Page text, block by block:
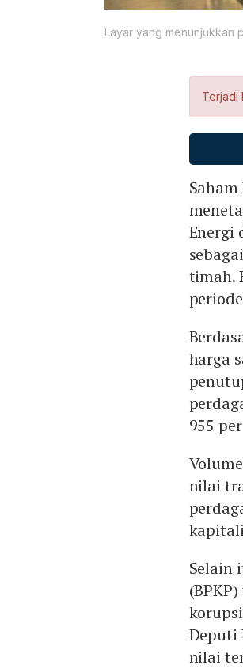
Layar yang menunjukkan
Terjadi
Saham
Energi
timah.
harga
955
nilai
Selain
Deputi
nilai